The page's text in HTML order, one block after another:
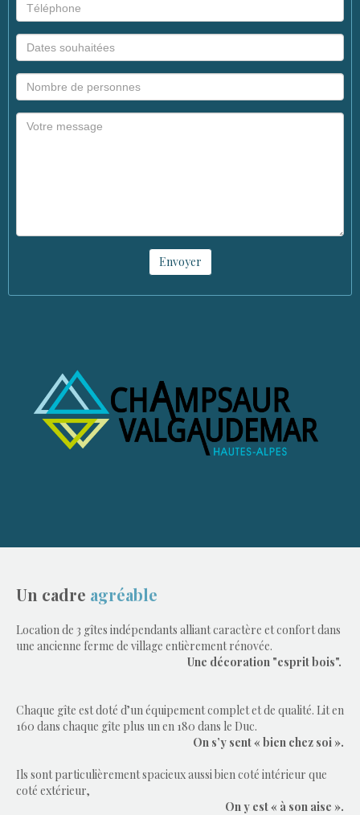
Envoyer
Un cadre agréable
Location de 3 gîtes indépendants alliant caractère et confort dans
une ancienne ferme de village entièrement rénovée.
Une décoration "esprit bois".
Chaque gîte est doté d’un équipement complet et de qualité. Lit en
160 dans chaque gîte plus un en 180 dans le Duc.
On s’y sent « bien chez soi ».
Ils sont particulièrement spacieux aussi bien coté intérieur que
coté extérieur,
On y est « à son aise ».